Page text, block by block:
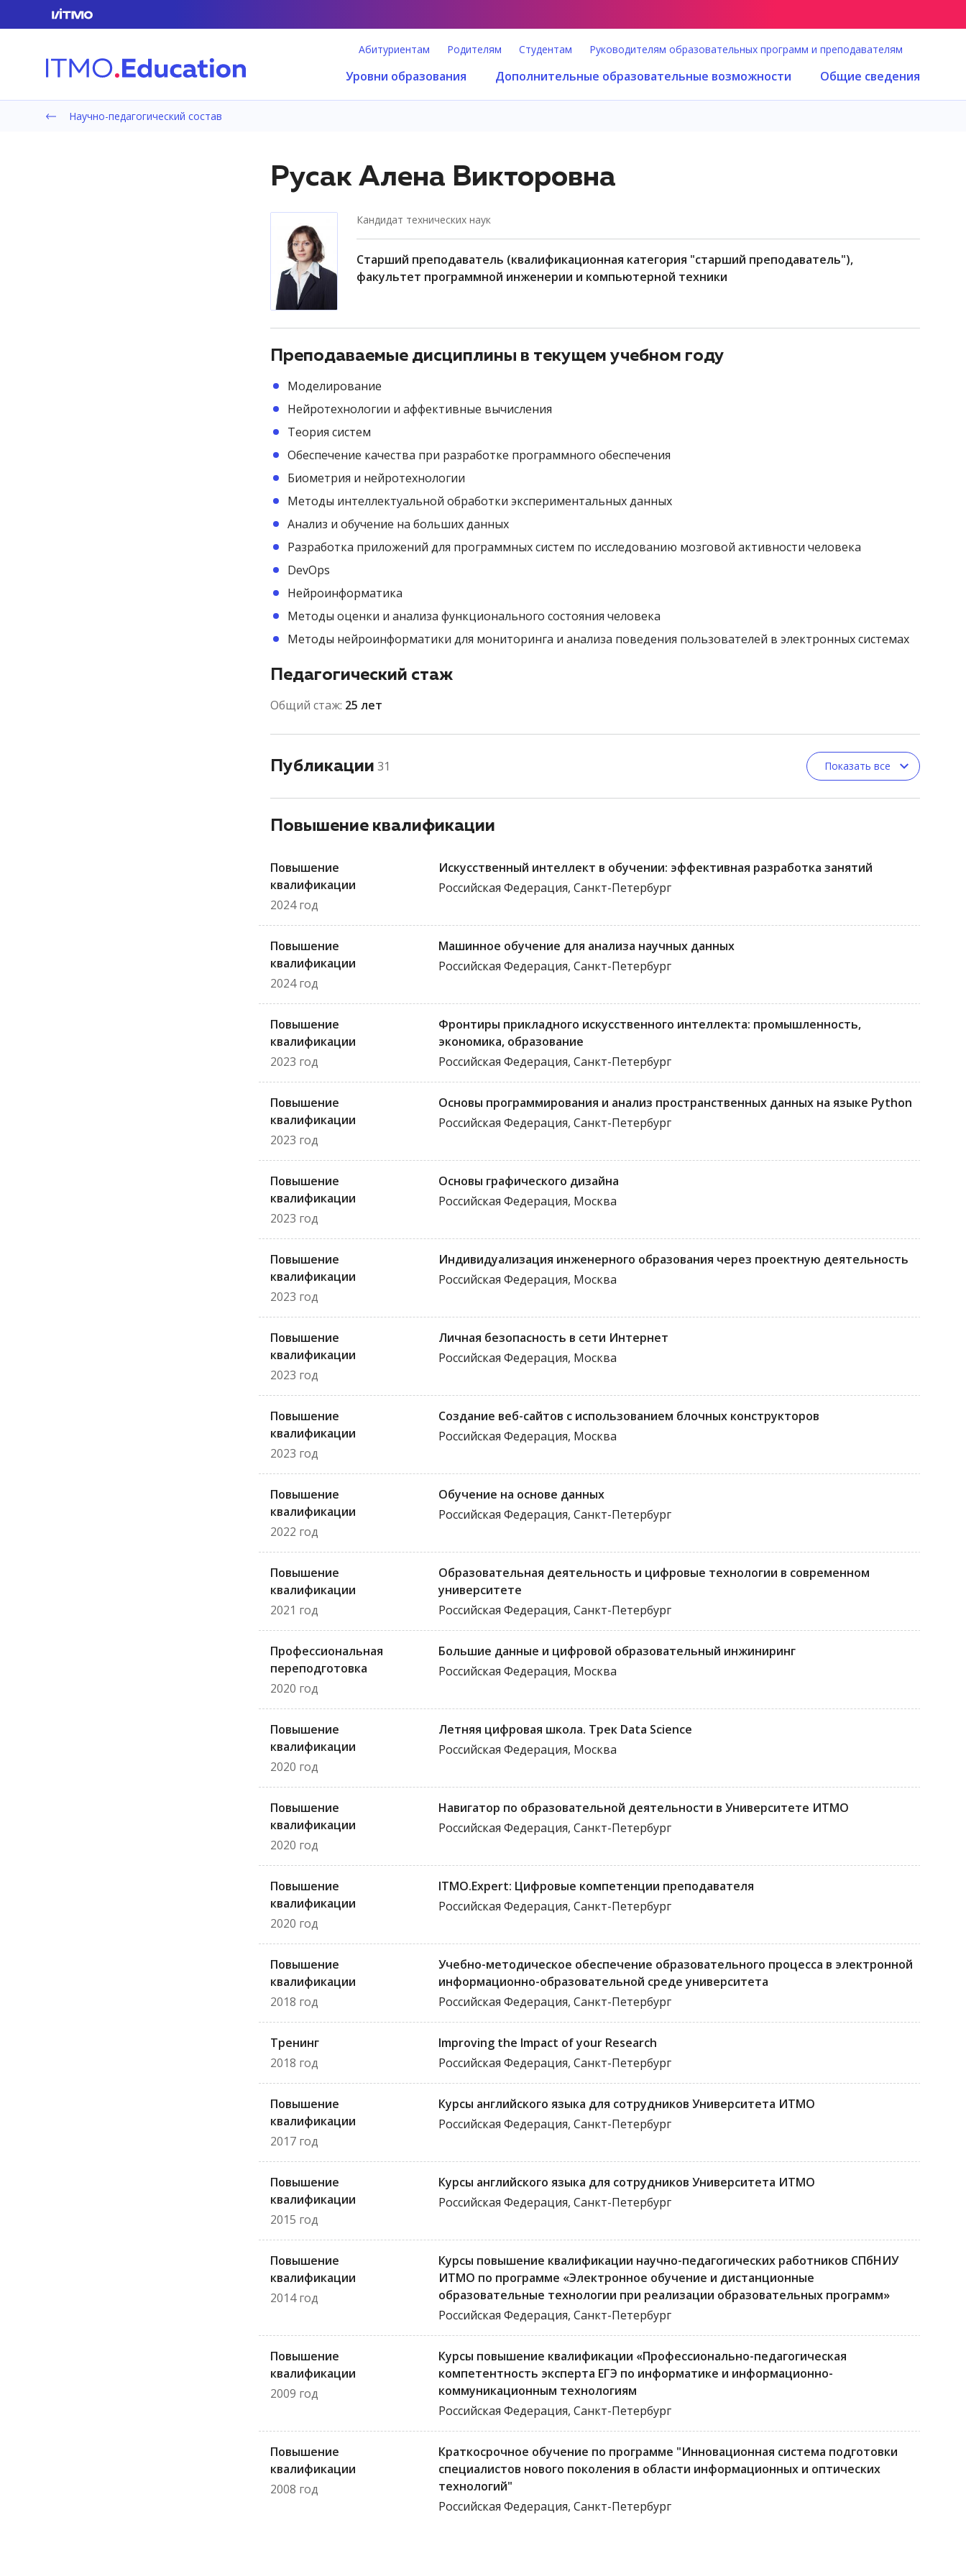
Абитуриентам Родителям Студентам Руководителям образовательных программ и преподавателям
Уровни образования Дополнительные образовательные возможности Общие сведения
Научно-педагогический состав
Русак Алена Викторовна
кандидат технических наук
старший преподаватель (квалификационная категория "старший преподаватель"),
факультет программной инженерии и компьютерной техники
Преподаваемые дисциплины в текущем учебном году
Моделирование
Нейротехнологии и аффективные вычисления
Теория систем
Обеспечение качества при разработке программного обеспечения
Биометрия и нейротехнологии
Методы интеллектуальной обработки экспериментальных данных
Анализ и обучение на больших данных
Разработка приложений для программных систем по исследованию мозговой активности человека
DevOps
Нейроинформатика
Методы оценки и анализа функционального состояния человека
Методы нейроинформатики для мониторинга и анализа поведения пользователей в электронных системах
Педагогический стаж
Общий стаж: 25 лет
Публикации 31 Показать все
Повышение квалификации
Повышение
квалификации
2024 год
Искусственный интеллект в обучении: эффективная разработка занятий
Российская Федерация, Санкт-Петербург
Повышение
квалификации
2024 год
Машинное обучение для анализа научных данных
Российская Федерация, Санкт-Петербург
Повышение
квалификации
2023 год
Фронтиры прикладного искусственного интеллекта: промышленность,
экономика, образование
Российская Федерация, Санкт-Петербург
Повышение
квалификации
2023 год
Основы программирования и анализ пространственных данных на языке Python
Российская Федерация, Санкт-Петербург
Повышение
квалификации
2023 год
Основы графического дизайна
Российская Федерация, Москва
Повышение
квалификации
2023 год
Индивидуализация инженерного образования через проектную деятельность
Российская Федерация, Москва
Повышение
квалификации
2023 год
Личная безопасность в сети Интернет
Российская Федерация, Москва
Повышение
квалификации
2023 год
Создание веб-сайтов с использованием блочных конструкторов
Российская Федерация, Москва
Повышение
квалификации
2022 год
Обучение на основе данных
Российская Федерация, Санкт-Петербург
Повышение
квалификации
2021 год
Образовательная деятельность и цифровые технологии в современном
университете
Российская Федерация, Санкт-Петербург
Профессиональная
переподготовка
2020 год
Большие данные и цифровой образовательный инжиниринг
Российская Федерация, Москва
Повышение
квалификации
2020 год
Летняя цифровая школа. Трек Data Science
Российская Федерация, Москва
Повышение
квалификации
2020 год
Навигатор по образовательной деятельности в Университете ИТМО
Российская Федерация, Санкт-Петербург
Повышение
квалификации
2020 год
ITMO.Expert: Цифровые компетенции преподавателя
Российская Федерация, Санкт-Петербург
Повышение
квалификации
2018 год
Учебно-методическое обеспечение образовательного процесса в электронной
информационно-образовательной среде университета
Российская Федерация, Санкт-Петербург
Тренинг
2018 год
Improving the Impact of your Research
Российская Федерация, Санкт-Петербург
Повышение
квалификации
2017 год
Курсы английского языка для сотрудников Университета ИТМО
Российская Федерация, Санкт-Петербург
Повышение
квалификации
2015 год
Курсы английского языка для сотрудников Университета ИТМО
Российская Федерация, Санкт-Петербург
Повышение
квалификации
2014 год
Курсы повышение квалификации научно-педагогических работников СПбНИУ
ИТМО по программе «Электронное обучение и дистанционные
образовательные технологии при реализации образовательных программ»
Российская Федерация, Санкт-Петербург
Повышение
квалификации
2009 год
Курсы повышение квалификации «Профессионально-педагогическая
компетентность эксперта ЕГЭ по информатике и информационно-
коммуникационным технологиям
Российская Федерация, Санкт-Петербург
Повышение
квалификации
2008 год
Краткосрочное обучение по программе "Инновационная система подготовки
специалистов нового поколения в области информационных и оптических
технологий"
Российская Федерация, Санкт-Петербург